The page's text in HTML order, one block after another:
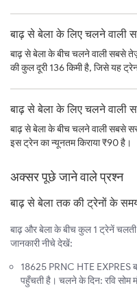
बाढ़ से बेला के लिए चलने वाली
बाढ़ से बेला के बीच चलने वाली सबसे
की कुल दूरी 136 किमी है, जिसे यह
बाढ़ से बेला के लिए चलने वाली
बाढ़ से बेला के बीच चलने वाली सबसे
इस ट्रेन का न्यूनतम किराया ₹90 है।
अक्सर पूछे जाने वाले प्रश्न
बाढ़ से बेला तक की ट्रेनों के
बाढ़ और बेला के बीच कुल 1 ट्रेनें
जानकारी नीचे देखें:
18625 PRNC HTE EXPRES
पहुँचती है। चलने के दिन: रवि